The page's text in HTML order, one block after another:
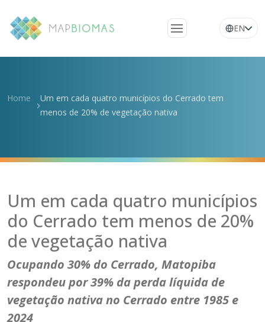
Plataforma
Notícias
EN
Home
Um em cada quatro municípios do Cerrado tem
menos de 20% de vegetação nativa
Um em cada quatro municípios
do Cerrado tem menos de 20%
de vegetação nativa
Ocupando 30% do Cerrado, Matopiba
respondeu por 39% da perda líquida de
vegetação nativa no Cerrado entre 1985 e
2024